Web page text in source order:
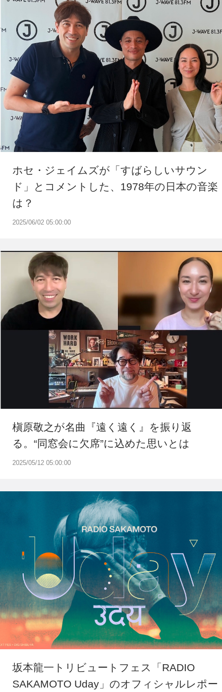
2025/06/02 05:00:00
ホセ・ジェイムズが「すばらしいサウン
ド」とコメントした、1978年の日本の音楽
は？
2025/05/12 05:00:00
槇原敬之が名曲『遠く遠く』を振り返
る。“同窓会に欠席”に込めた思いとは
坂本龍一トリビュートフェス「RADIO
SAKAMOTO Uday」のオフィシャルレポー